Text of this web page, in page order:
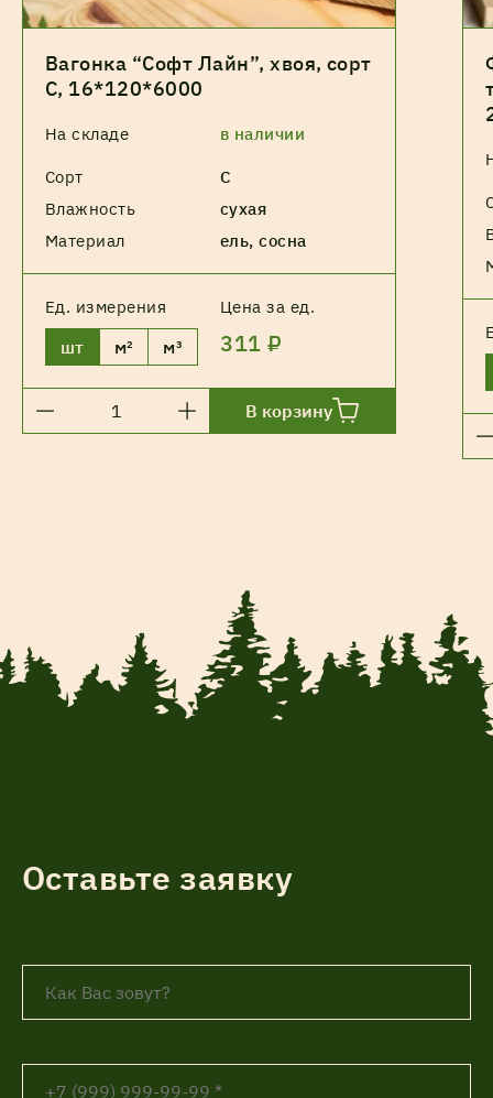
Вагонка “Софт Лайн”, хвоя, сорт
С, 16*120*6000
На складе в наличии
Сорт
С
Влажность
сухая
Материал
ель, сосна
Ед. измерения Цена за ед.
шт м² м³ 311 ₽
В корзину
Оставьте заявку